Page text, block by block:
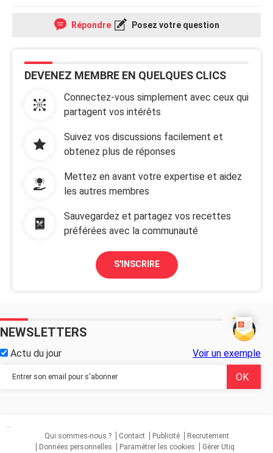
Répondre Posez votre question
DEVENEZ MEMBRE EN QUELQUES CLICS
Connectez-vous simplement avec ceux qui
partagent vos intérêts
Suivez vos discussions facilement et
obtenez plus de réponses
Mettez en avant votre expertise et aidez
les autres membres
Sauvegardez et partagez vos recettes
préférées avec la communauté
S'INSCRIRE
NEWSLETTERS
Actu du jour Voir un exemple
...
Qui sommes-nous ?
Contact Publicité
Recrutement
Données personnelles
Paramétrer les cookies Gérer Utiq